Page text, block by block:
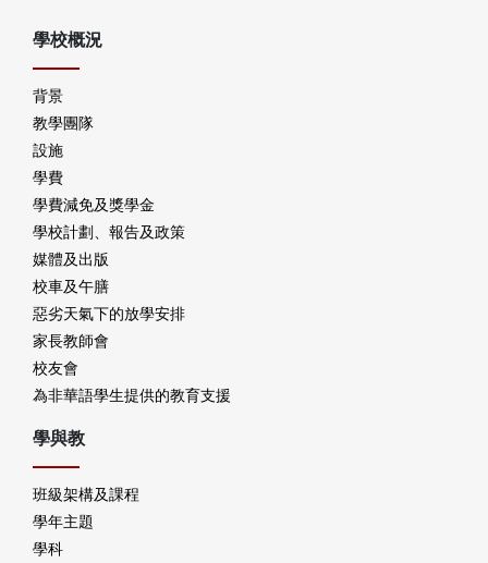
學校概況
背景
教學團隊
設施
學費
學費減免及獎學金
學校計劃、報告及政策
媒體及出版
校車及午膳
惡劣天氣下的放學安排
家長教師會
校友會
為非華語學生提供的教育支援
學與教
班級架構及課程
學年主題
學科